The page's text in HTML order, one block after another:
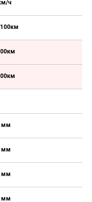
ч
мм
мм
мм
мм